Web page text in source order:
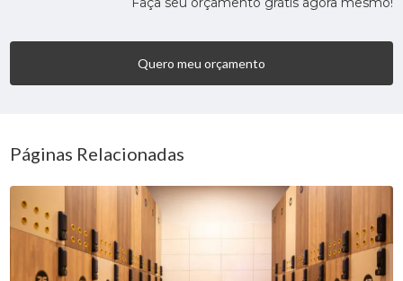
Quero meu orçamento
Páginas Relacionadas